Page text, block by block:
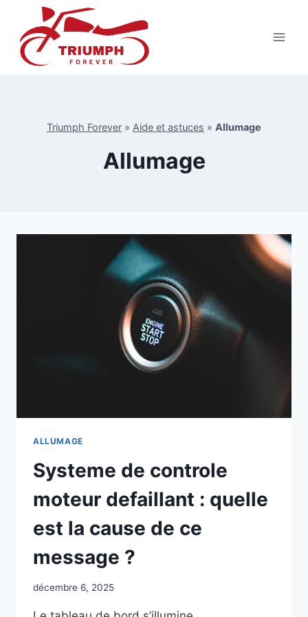
contenu
Triumph Forever » Aide et astuces » Allumage
Allumage
ALLUMAGE
Systeme de controle
moteur defaillant : quelle
est la cause de ce
message ?
décembre 6, 2025